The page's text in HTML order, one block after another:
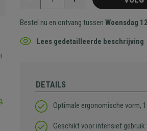
Bestel nu en ontvang tussenWoensdag
Lees gedetailleerde beschrijving
DETAILS
Optimale ergonomische vorm,
Geschikt voor intensief gebruik